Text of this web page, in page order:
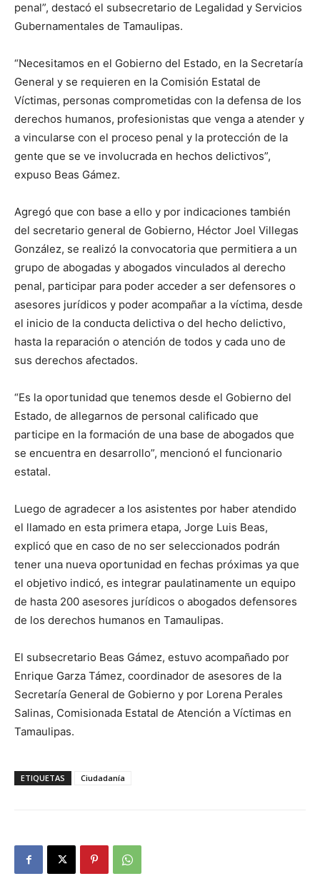
penal”, destacó el subsecretario de Legalidad y Servicios
Gubernamentales de Tamaulipas.
“Necesitamos en el Gobierno del Estado, en la Secretaría
General y se requieren en la Comisión Estatal de
Víctimas, personas comprometidas con la defensa de los
derechos humanos, profesionistas que venga a atender y
a vincularse con el proceso penal y la protección de la
gente que se ve involucrada en hechos delictivos”,
expuso Beas Gámez.
Agregó que con base a ello y por indicaciones también
del secretario general de Gobierno, Héctor Joel Villegas
González, se realizó la convocatoria que permitiera a un
grupo de abogadas y abogados vinculados al derecho
penal, participar para poder acceder a ser defensores o
asesores jurídicos y poder acompañar a la víctima, desde
el inicio de la conducta delictiva o del hecho delictivo,
hasta la reparación o atención de todos y cada uno de
sus derechos afectados.
“Es la oportunidad que tenemos desde el Gobierno del
Estado, de allegarnos de personal calificado que
participe en la formación de una base de abogados que
se encuentra en desarrollo”, mencionó el funcionario
estatal.
Luego de agradecer a los asistentes por haber atendido
el llamado en esta primera etapa, Jorge Luis Beas,
explicó que en caso de no ser seleccionados podrán
tener una nueva oportunidad en fechas próximas ya que
el objetivo indicó, es integrar paulatinamente un equipo
de hasta 200 asesores jurídicos o abogados defensores
de los derechos humanos en Tamaulipas.
El subsecretario Beas Gámez, estuvo acompañado por
Enrique Garza Támez, coordinador de asesores de la
Secretaría General de Gobierno y por Lorena Perales
Salinas, Comisionada Estatal de Atención a Víctimas en
Tamaulipas.
ETIQUETAS Ciudadanía